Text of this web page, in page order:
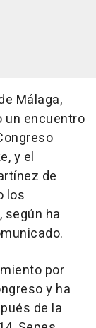
Málaga,
un encuentro
y el
de
los
ha
por
y ha
de la